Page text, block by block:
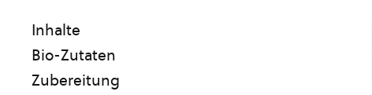
Inhalte
Bio-Zutaten
Zubereitung